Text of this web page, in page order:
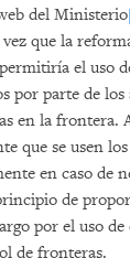
del Ministerio
que la
el uso
por parte de los
en la frontera.
que se usen
en caso de
de
por el uso
de fronteras.